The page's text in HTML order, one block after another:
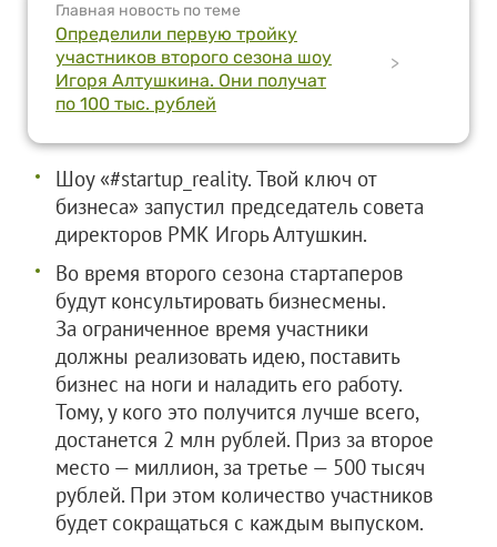
Главная новость по теме
Определили первую тройку
участников второго сезона шоу
Игоря Алтушкина. Они получат
по 100 тыс. рублей
>
Шоу «#startup_reality. Твой ключ от
бизнеса» запустил председатель совета
директоров РМК Игорь Алтушкин.
Во время второго сезона стартаперов
будут консультировать бизнесмены.
За ограниченное время участники
должны реализовать идею, поставить
бизнес на ноги и наладить его работу.
Тому, у кого это получится лучше всего,
достанется 2 млн рублей. Приз за второе
место — миллион, за третье — 500 тысяч
рублей. При этом количество участников
будет сокращаться с каждым выпуском.